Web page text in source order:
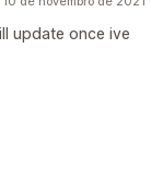
update once ive